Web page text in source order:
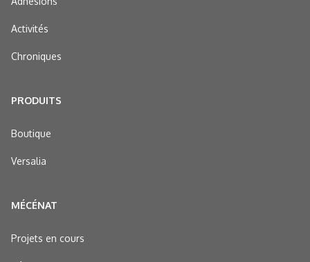
Activités
Chroniques
PRODUITS
Boutique
Versalia
MÉCÉNAT
Projets en cours